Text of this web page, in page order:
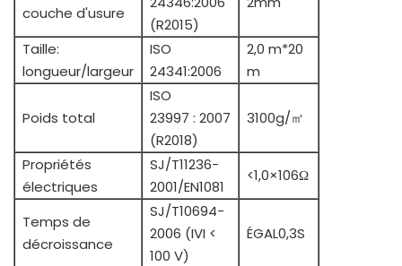
couche d'usure
(R2015)
Taille:
longueur/largeur
ISO
24341:2006
2,0 m*20
m
Poids total
ISO
23997 : 2007
(R2018)
3100g/㎡
Propriétés
électriques
SJ/T11236-
2001/EN1081
<1,0×106Ω
Temps de
décroissance
SJ/T10694-
2006 (IVI <
100 V)
ÉGAL0,3S